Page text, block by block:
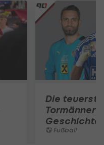
Die
Tormänner
Geschichte
Fußball